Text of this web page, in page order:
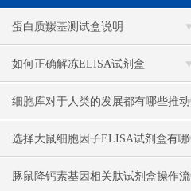
蛋白质羰基测试盒说明
如何正确解冻ELISA试剂盒
细胞库对于人类的发展都有哪些推动
作用
选择大鼠细胞因子ELISA试剂盒有哪
些关键要点？
豚鼠降钙素基因相关肽试剂盒操作流